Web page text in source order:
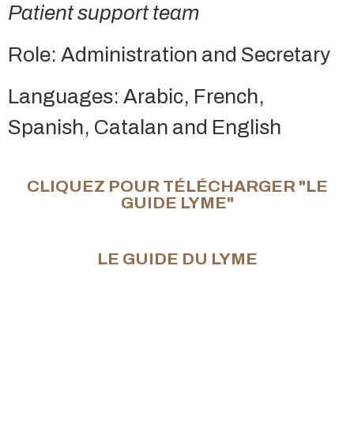
Patient support team
Role: Administration and Secretary
Languages: Arabic, French,
Spanish, Catalan and English
CLIQUEZ POUR TÉLÉCHARGER "LE
GUIDE LYME"
LE GUIDE DU LYME